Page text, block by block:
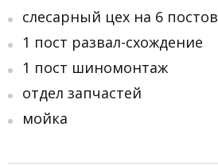
слесарный цех на 6 постов
1 пост развал-схождение
1 пост шиномонтаж
отдел запчастей
мойка